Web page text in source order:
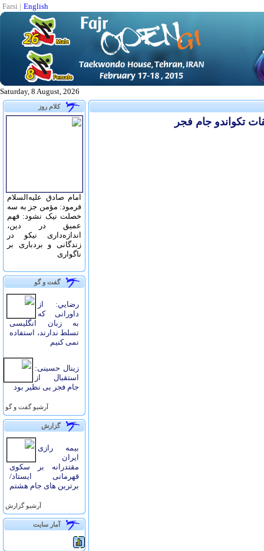
Farsi | English
Saturday, 8 August, 2026
کلام روز
امام صادق علیه‌السلام
فرمود: مؤمن جز به سه
خصلت نیک نشود: فهم
عمیق در دین،
اندازه‌دارى نیکو در
زندگانى و بردبارى بر
ناگوارى
گفت و گو
رضايي: از
داورانی که
به زبان انگلیسی
تسلط ندارند، استفاده
نمی کنیم
زینال حسینی:
استقبال از
جام فجر بی نظیر بود
آرشيو گفت و گو
گزارش
بیمه رازی
ایران
مقتدرانه بر سکوی
قهرمانی ایستاد/
برترین های جام هشتم
آرشيو گزارش
آمار سايت